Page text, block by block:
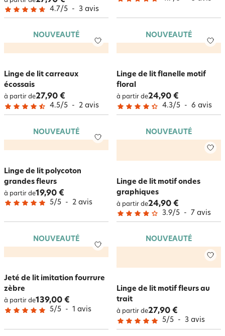
4.7/5 - 3 avis
NOUVEAUTÉ
Linge de lit carreaux
écossais
à partir de27,90 €
4.5/5 - 2 avis
NOUVEAUTÉ
Linge de lit flanelle motif
floral
à partir de24,90 €
4.3/5 - 6 avis
NOUVEAUTÉ
Linge de lit polycoton
grandes fleurs
à partir de19,90 €
5/5 - 2 avis
NOUVEAUTÉ
Linge de lit motif ondes
graphiques
à partir de24,90 €
3.9/5 - 7 avis
NOUVEAUTÉ
Jeté de lit imitation fourrure
zèbre
à partir de139,00 €
5/5 - 1 avis
NOUVEAUTÉ
Linge de lit motif fleurs au
trait
à partir de27,90 €
5/5 - 3 avis